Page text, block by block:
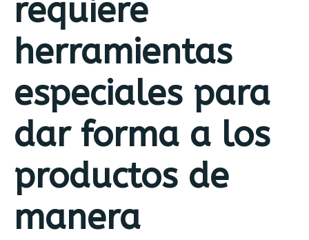
requiere
herramientas
especiales para
dar forma a los
productos de
manera